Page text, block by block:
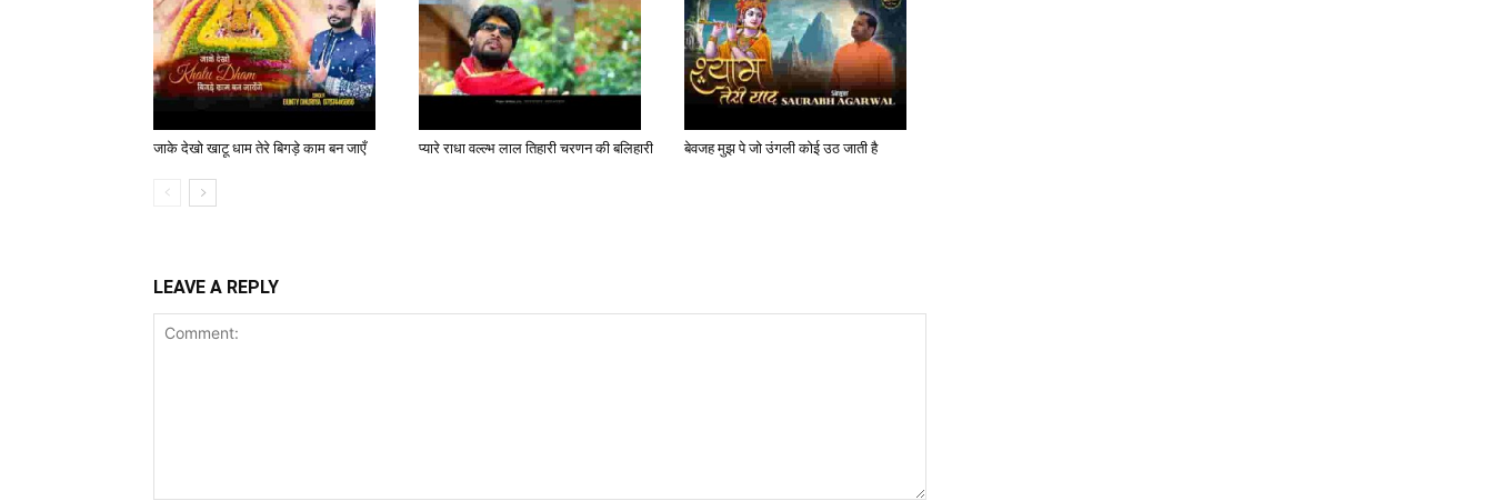
जाके देखो खाटू धाम तेरे बिगड़े काम बन जाएँ प्यारे राधा वल्ल्भ लाल तिहारी चरणन की बलिहारी बेवजह मुझ पे जो उंगली कोई उठ जाती है
LEAVE A REPLY